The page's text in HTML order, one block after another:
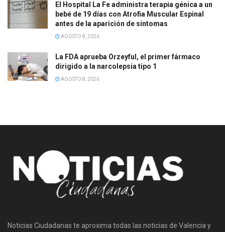
El Hospital La Fe administra terapia génica a un
bebé de 19 días con Atrofia Muscular Espinal
antes de la aparición de síntomas
AGOSTO 8, 2026
La FDA aprueba Orzeyful, el primer fármaco
dirigido a la narcolepsia tipo 1
AGOSTO 8, 2026
Noticias Ciudadanas te aproxima todas las noticias de Valencia y